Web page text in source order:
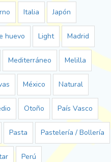
Italia Japón
huevo Light Madrid
Mediterráneo Melilla
México Natural
Otoño País Vasco
Pasta Pastelería / Bollería
Perú